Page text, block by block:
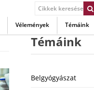
Vélemények Témáink
Témáink
Belgyógyászat